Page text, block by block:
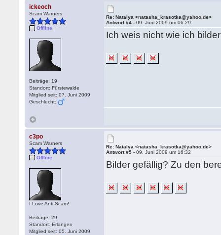
ickeoch
Scam Warners
Offline
Beiträge: 19
Standort: Fürstewalde
Mitglied seit: 07. Juni 2009
Geschlecht:
Re: Natalya <natasha_krasotka@yahoo.de>
Antwort #4 -09. Juni 2009 um 06:29
Ich weis nicht wie ich
c3po
Scam Warners
Offline
I Love Anti-Scam!
Beiträge: 29
Standort: Erlangen
Mitglied seit: 05. Juni 2009
Re: Natalya <natasha_krasotka@yahoo.de>
Antwort #5 -09. Juni 2009 um 16:32
Bilder gefällig? Zu den